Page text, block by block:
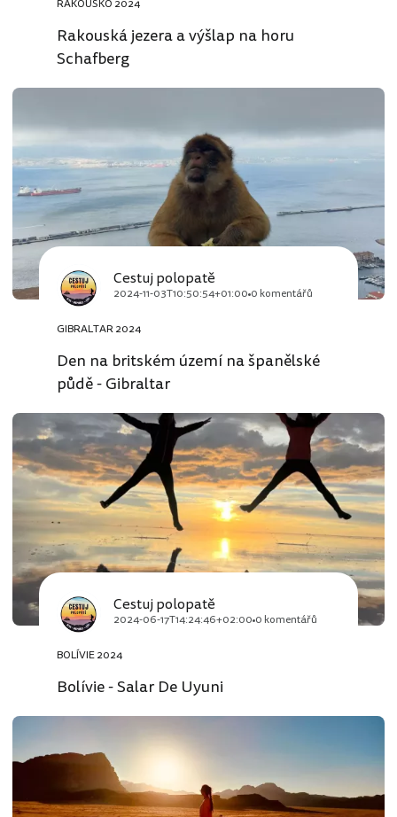
RAKOUSKO 2024
Rakouská jezera a výšlap na horu
Schafberg
Cestuj polopatě
2024-11-03T10:50:54+01:00 0 komentářů
GIBRALTAR 2024
Den na britském území na španělské
půdě - Gibraltar
Cestuj polopatě
2024-06-17T14:24:46+02:00 0 komentářů
BOLÍVIE 2024
Bolívie - Salar De Uyuni